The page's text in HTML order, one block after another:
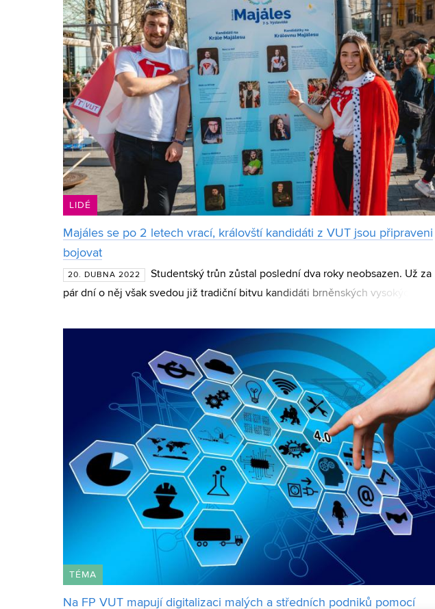
LIDÉ
Majáles se po 2 letech vrací, královští kandidáti z VUT jsou připraveni
bojovat
20. DUBNA 2022
Studentský trůn zůstal poslední dva roky neobsazen. Už za
pár dní o něj však svedou již tradiční bitvu kandidáti brněnských vysokých škol.
TÉMA
Na FP VUT mapují digitalizaci malých a středních podniků pomocí